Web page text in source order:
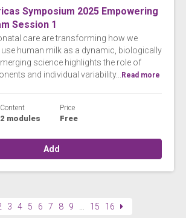
Symposium 2025 Empowering
Session 1
care are transforming how we
human milk as a dynamic, biologically
science highlights the role of
and individual variability...
Read more
Content
2 modules
Price
Free
Add
3 4 5 6 7 8 9 15 16